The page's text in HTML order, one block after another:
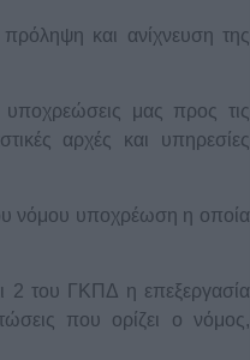
και ανίχνευση της
μας προς τις
αρχές και υπηρεσίες
νόμου υποχρέωση η οποία
2 του ΓΚΠΔ η επεξεργασία
που ορίζει ο νόμος,